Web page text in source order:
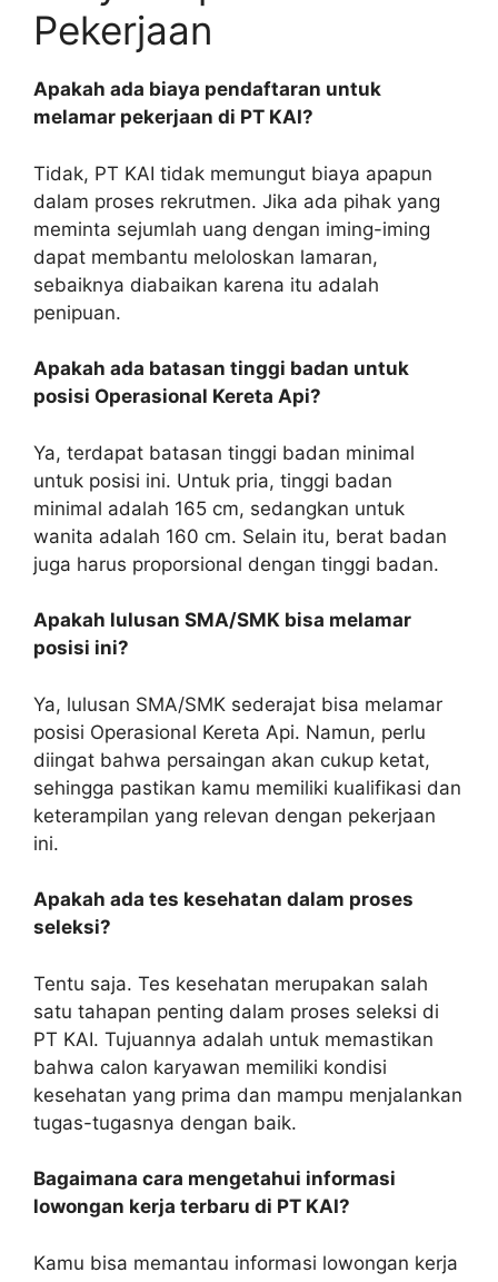
Pekerjaan
Apakah ada biaya pendaftaran untuk
melamar pekerjaan di PT KAI?
Tidak, PT KAI tidak memungut biaya apapun
dalam proses rekrutmen. Jika ada pihak yang
meminta sejumlah uang dengan iming-iming
dapat membantu meloloskan lamaran,
sebaiknya diabaikan karena itu adalah
penipuan.
Apakah ada batasan tinggi badan untuk
posisi Operasional Kereta Api?
Ya, terdapat batasan tinggi badan minimal
untuk posisi ini. Untuk pria, tinggi badan
minimal adalah 165 cm, sedangkan untuk
wanita adalah 160 cm. Selain itu, berat badan
juga harus proporsional dengan tinggi badan.
Apakah lulusan SMA/SMK bisa melamar
posisi ini?
Ya, lulusan SMA/SMK sederajat bisa melamar
posisi Operasional Kereta Api. Namun, perlu
diingat bahwa persaingan akan cukup ketat,
sehingga pastikan kamu memiliki kualifikasi dan
keterampilan yang relevan dengan pekerjaan
ini.
Apakah ada tes kesehatan dalam proses
seleksi?
Tentu saja. Tes kesehatan merupakan salah
satu tahapan penting dalam proses seleksi di
PT KAI. Tujuannya adalah untuk memastikan
bahwa calon karyawan memiliki kondisi
kesehatan yang prima dan mampu menjalankan
tugas-tugasnya dengan baik.
Bagaimana cara mengetahui informasi
lowongan kerja terbaru di PT KAI?
Kamu bisa memantau informasi lowongan kerja